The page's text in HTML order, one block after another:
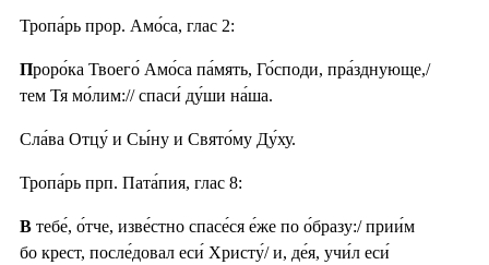
Тропа́рь прор. Амо́са, глас 2:
Проро́ка Твоего́ Амо́са па́мять, Го́споди, пра́зднующе,/
тем Тя мо́лим:// спаси́ ду́ши на́ша.
Сла́ва Отцу́ и Сы́ну и Свято́му Ду́ху.
Тропа́рь прп. Пата́пия, глас 8:
В тебе́, о́тче, изве́стно спасе́ся е́же по о́бразу:/ прии́м
бо крест, после́довал еси́ Христу́/ и, де́я, учи́л еси́